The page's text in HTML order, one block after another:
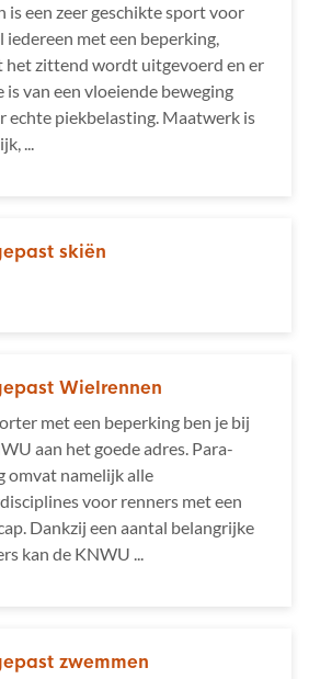
is een zeer geschikte sport voor
iedereen met een beperking,
het zittend wordt uitgevoerd en er
is van een vloeiende beweging
echte piekbelasting. Maatwerk is
...
skiën
Wielrennen
met een beperking ben je bij
aan het goede adres. Para-
omvat namelijk alle
voor renners met een
Dankzij een aantal belangrijke
kan de KNWU ...
zwemmen